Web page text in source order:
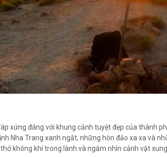
xứng đáng với khung cảnh tuyệt đẹp của thành
Nha Trang xanh ngắt, những hòn đảo xa xa và
không khí trong lành và ngắm nhìn cảnh vật